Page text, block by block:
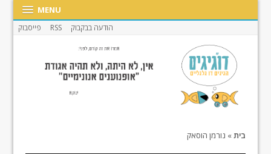
MENU
הודעה בבקבוק RSS פייסבוק
בית» נורמן הוסאק